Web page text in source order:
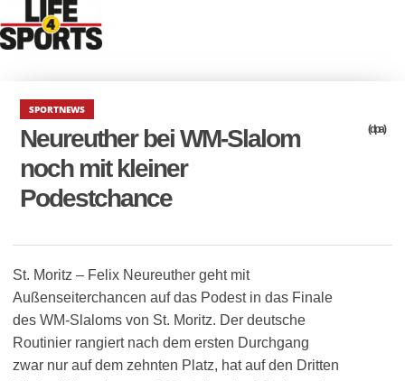
SPORTNEWS
Neureuther bei WM-Slalom
noch mit kleiner
Podestchance
(dpa)
St. Moritz – Felix Neureuther geht mit
Außenseiterchancen auf das Podest in das Finale
des WM-Slaloms von St. Moritz. Der deutsche
Routinier rangiert nach dem ersten Durchgang
zwar nur auf dem zehnten Platz, hat auf den Dritten